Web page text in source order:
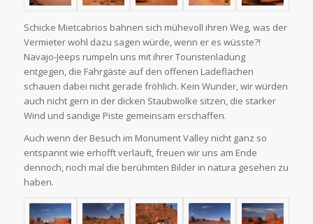
Schicke Mietcabrios bahnen sich mühevoll ihren Weg, was der
Vermieter wohl dazu sagen würde, wenn er es wüsste?!
Navajo-Jeeps rumpeln uns mit ihrer Touristenladung
entgegen, die Fahrgäste auf den offenen Ladeflächen
schauen dabei nicht gerade fröhlich. Kein Wunder, wir würden
auch nicht gern in der dicken Staubwolke sitzen, die starker
Wind und sandige Piste gemeinsam erschaffen.
Auch wenn der Besuch im Monument Valley nicht ganz so
entspannt wie erhofft verläuft, freuen wir uns am Ende
dennoch, noch mal die berühmten Bilder in natura gesehen zu
haben.